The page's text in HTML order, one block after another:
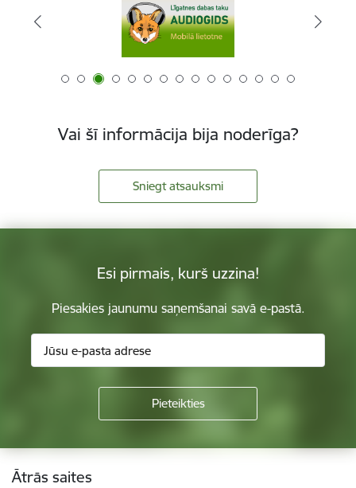
Vai šī informācija bija noderīga?
Sniegt atsauksmi
Esi pirmais, kurš uzzina!
Piesakies jaunumu saņemšanai savā e-pastā.
Kājene
Ātrās saites